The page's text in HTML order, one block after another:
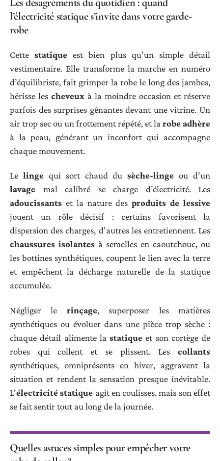
Les désagréments du quotidien : quand
l’électricité statique s’invite dans votre garde-
robe
Cettestatique est bien plus qu’un simple détail
vestimentaire. Elle transforme la marche en numéro
d’équilibriste, fait grimper la robe le long des jambes,
hérisse les cheveux à la moindre occasion et réserve
parfois des surprises gênantes devant une vitrine. Un
air trop sec ou un frottement répété, et la robe adhère
à la peau, générant un inconfort qui accompagne
chaque mouvement.
Le lingequi sort chaud dusèche-linge ou d’un
lavage mal calibré se charge d’électricité. Les
adoucissants et la nature desproduits de lessive
jouent un rôle décisif : certains favorisent la
dispersion des charges, d’autres les entretiennent. Les
chaussures isolantes à semelles en caoutchouc, ou
les bottines synthétiques, coupent le lien avec la terre
et empêchent la décharge naturelle de la statique
accumulée.
Négliger le rinçage, superposer les matières
synthétiques ou évoluer dans une pièce trop sèche :
chaque détail alimente la statique et son cortège de
robes qui collent et se plissent. Les collants
synthétiques, omniprésents en hiver, aggravent la
situation et rendent la sensation presque inévitable.
L’électricité statique agit en coulisses, mais son effet
se fait sentir tout au long de la journée.
Quelles astuces simples pour empêcher votre